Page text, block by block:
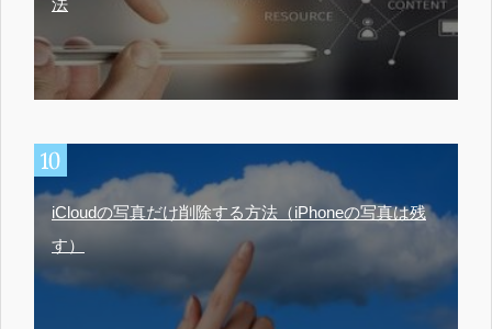
法
iCloudの写真だけ削除する方法（iPhoneの写真は残
す）